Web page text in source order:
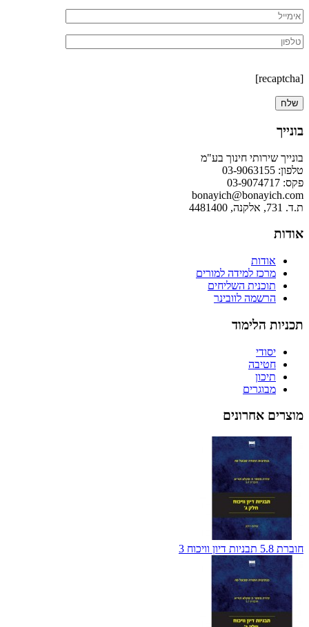
[recaptcha]
בונייך
בונייך שירותי חינוך בע"מ
טלפון: 03-9063155
פקס: 03-9074717
bonayich@bonayich.com
ת.ד. 731, אלקנה, 4481400
אודות
אודות
מרכז למידה למורים
תוכנית השליחים
הרשמה לוובינר
תכניות הלימוד
יסודי
חטיבה
תיכון
מבוגרים
מוצרים אחרונים
חוברת 5.8 תבניות דיון וויכוח 3